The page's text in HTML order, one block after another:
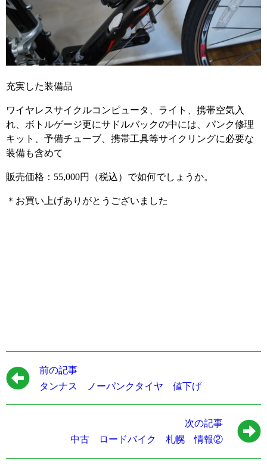
充実した装備品
ワイヤレスサイクルコンピュータ、ライト、携帯空気入
れ、ボトルゲージ更にサドルバックの中には、パンク修理
キット、予備チューブ、携帯工具等サイクリングに必要な
装備も含めて
販売価格：55,000円（税込）で如何でしょうか。
＊お買い上げありがとうございました
前の記事
タンナス ノーパンクタイヤ 値下げ
次の記事
中古 ロードバイク 札幌 情報②